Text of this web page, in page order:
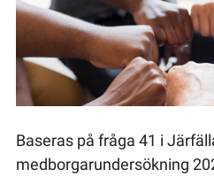
Baseras på fråga 41 i
medborgarundersökning